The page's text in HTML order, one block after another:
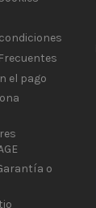
el pago
o